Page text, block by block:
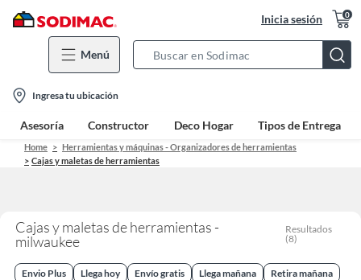
Inicia sesión 0
Menú
Bar
location-
icon
Ingresa tu ubicación
Asesoría Constructor Deco Hogar Tipos de Entrega
Home
Herramientas y máquinas - Organizadores de herramientas
Cajas y maletas de herramientas
Cajas y maletas de herramientas -
milwaukee
Resultados
(8)
Envio Plus Llega hoy Envío gratis Llega mañana Retira mañana